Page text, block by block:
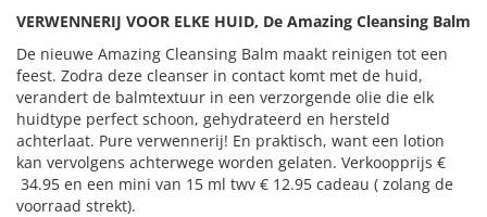
VERWENNERIJ VOOR ELKE HUID, De Amazing Cleansing Balm
De nieuwe Amazing Cleansing Balm maakt reinigen tot een
feest. Zodra deze cleanser in contact komt met de huid,
verandert de balmtextuur in een verzorgende olie die elk
huidtype perfect schoon, gehydrateerd en hersteld
achterlaat. Pure verwennerij! En praktisch, want een lotion
kan vervolgens achterwege worden gelaten. Verkoopprijs €
34.95 en een mini van 15 ml twv € 12.95 cadeau ( zolang de
voorraad strekt).